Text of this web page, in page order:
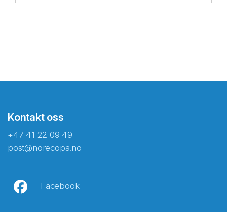
Kontakt oss
+47 41 22 09 49
post@norecopa.no
Facebook